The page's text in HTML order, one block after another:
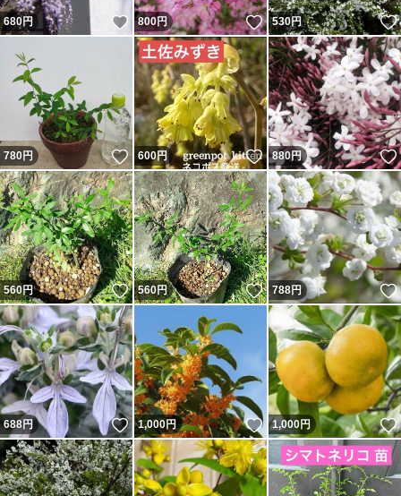
680円 いいね！
800円 いいね！
530円
780円 いいね！
600円 いいね！
880円
560円 いいね！
560円 いいね！
788円
688円 いいね！
1,000円 いいね！
1,000円